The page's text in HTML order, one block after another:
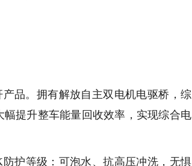
品。拥有解放自主双电机电驱桥，综
提升整车能量回收效率，实现综合电
护等级：可泡水、抗高压冲洗，无惧